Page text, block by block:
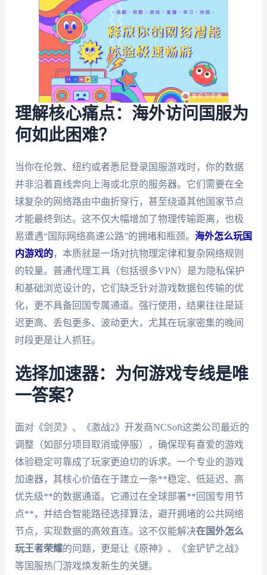
理解核心痛点：海外访问国服为
何如此困难？
当你在伦敦、纽约或者悉尼登录国服游戏时，你的数据
并非沿着直线奔向上海或北京的服务器。它们需要在全
球复杂的网络路由中曲折穿行，甚至绕道其他国家节点
才能最终到达。这不仅大幅增加了物理传输距离，也极
易遭遇“国际网络高速公路”的拥堵和瓶颈。 海外怎么玩国
内游戏的，本质就是一场对抗物理定律和复杂网络规则
的较量。普通代理工具（包括很多VPN）是为隐私保护
和基础浏览设计的，它们缺乏针对游戏数据包传输的优
化，更不具备回国专属通道。强行使用，结果往往是延
迟更高、丢包更多、波动更大，尤其在玩家密集的晚间
时段更是让人抓狂。
选择加速器：为何游戏专线是唯
一答案？
面对《剑灵》、《激战2》开发商NCSoft这类公司最近的
调整（如部分项目取消或停服），确保现有喜爱的游戏
体验稳定可靠成了玩家更迫切的诉求。一个专业的游戏
加速器，其核心价值在于建立一条**稳定、低延迟、高
优先级**的数据通道。它通过在全球部署**回国专用节
点**，并结合智能路径选择算法，避开拥堵的公共网络
节点，实现数据的高效直连。这不仅能解决在国外怎么
玩王者荣耀的问题，更是让《原神》、《金铲铲之战》
等国服热门游戏焕发新生的关键。